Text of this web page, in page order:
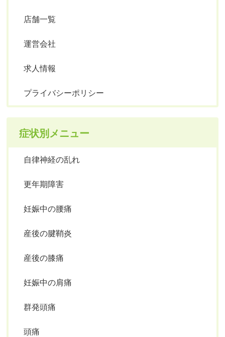
店舗一覧
運営会社
求人情報
プライバシーポリシー
症状別メニュー
自律神経の乱れ
更年期障害
妊娠中の腰痛
産後の腱鞘炎
産後の膝痛
妊娠中の肩痛
群発頭痛
頭痛